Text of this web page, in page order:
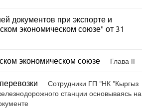
документов при экспорте и
экономическом союзе" от 31
экономическом союзе Глава II
Сотрудники ГП "НК "Кыргыз
станции основываясь на